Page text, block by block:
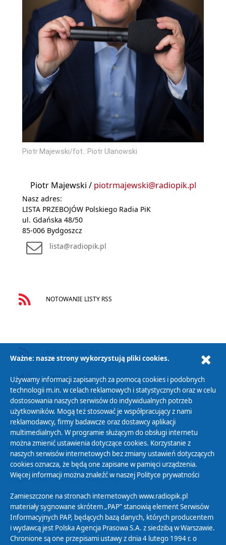
Piotr Majewski/fot.: Piotr Ulanowski
Piotr Majewski / piotrmajewski@radiopik.pl
Nasz adres:
LISTA PRZEBOJÓW Polskiego Radia PiK
ul. Gdańska 48/50
85-006 Bydgoszcz
lista@radiopik.pl
NOTOWANIE LISTY RSS
PODCAST AUDIO
Polityka Prywatności
Zasady korzystania z Serwisu
Organizacje Pożytku Publicznego
Cyfryzacja DAB+
Polityka ochrony danych osobowych
Abonament
Zamówienia publiczne
Ważne: nasze strony wykorzystują pliki cookies.
Używamy informacji zapisanych za pomocą cookies i podobnych
technologii m.in. w celach reklamowych i statystycznych oraz w celu
dostosowania naszych serwisów do indywidualnych potrzeb
użytkowników. Mogą też stosować je współpracujący z nami
reklamodawcy, firmy badawcze oraz dostawcy aplikacji
multimedialnych. W programie służącym do obsługi internetu
można zmienić ustawienia dotyczące cookies. Korzystanie z
naszych serwisów internetowych bez zmiany ustawień dotyczących
cookies oznacza, że będą one zapisane w pamięci urządzenia.
Więcej informacji można znaleźć w naszej Polityce prywatności
Zamieszczone na stronach internetowych www.radiopik.pl
materiały sygnowane skrótem „PAP” stanowią element Serwisów
Informacyjnych PAP, będących bazą danych, których producentem
i wydawcą jest Polska Agencja Prasowa S.A. z siedzibą w Warszawie.
Chronione są one przepisami ustawy z dnia 4 lutego 1994 r. o